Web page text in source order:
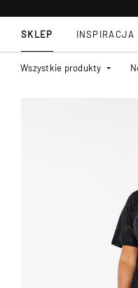
SKLEP
Wszystkie produkty
INSPIRACJA